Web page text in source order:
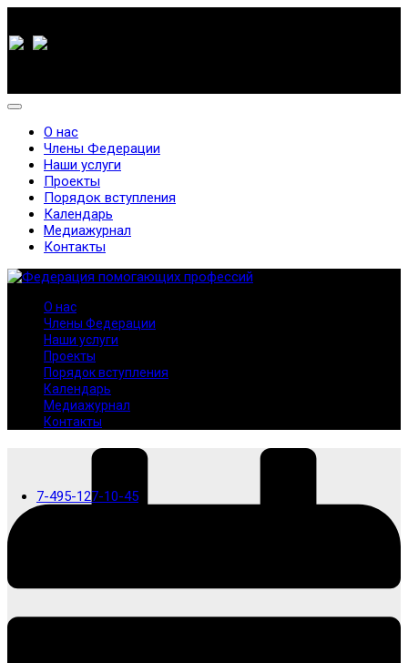
7-495-127-10-45
О нас
Члены Федерации
Наши услуги
Проекты
Порядок вступления
Календарь
Медиажурнал
Контакты
О нас
Члены Федерации
Наши услуги
Проекты
Порядок вступления
Календарь
Медиажурнал
Контакты